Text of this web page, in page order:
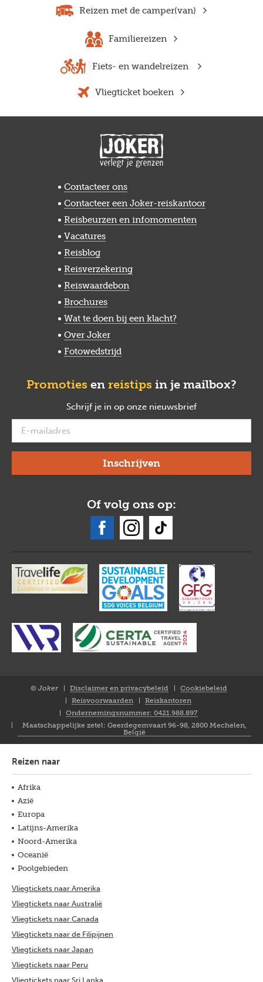
Reizen met de camper(van)
Familiereizen
Fiets- en wandelreizen
Vliegticket boeken
Contacteer ons
Contacteer een Joker-reiskantoor
Reisbeurzen en infomomenten
Vacatures
Reisblog
Reisverzekering
Reiswaardebon
Brochures
Wat te doen bij een klacht?
Over Joker
Fotowedstrijd
Promoties en reistips in je mailbox?
Schrijf je in op onze nieuwsbrief
Of volg ons op:
© Joker
Disclaimer en privacybeleid
Cookiebeleid
Reisvoorwaarden
Reiskantoren
Ondernemingsnummer: 0421.988.897
Maatschappelijke zetel: Geerdegemvaart 96-98, 2800 Mechelen,
België
Reizen naar
Afrika
Azië
Europa
Latijns-Amerika
Noord-Amerika
Oceanië
Poolgebieden
Vliegtickets naar Amerika
Vliegtickets naar Australië
Vliegtickets naar Canada
Vliegtickets naar de Filipijnen
Vliegtickets naar Japan
Vliegtickets naar Peru
Vliegtickets naar Sri Lanka